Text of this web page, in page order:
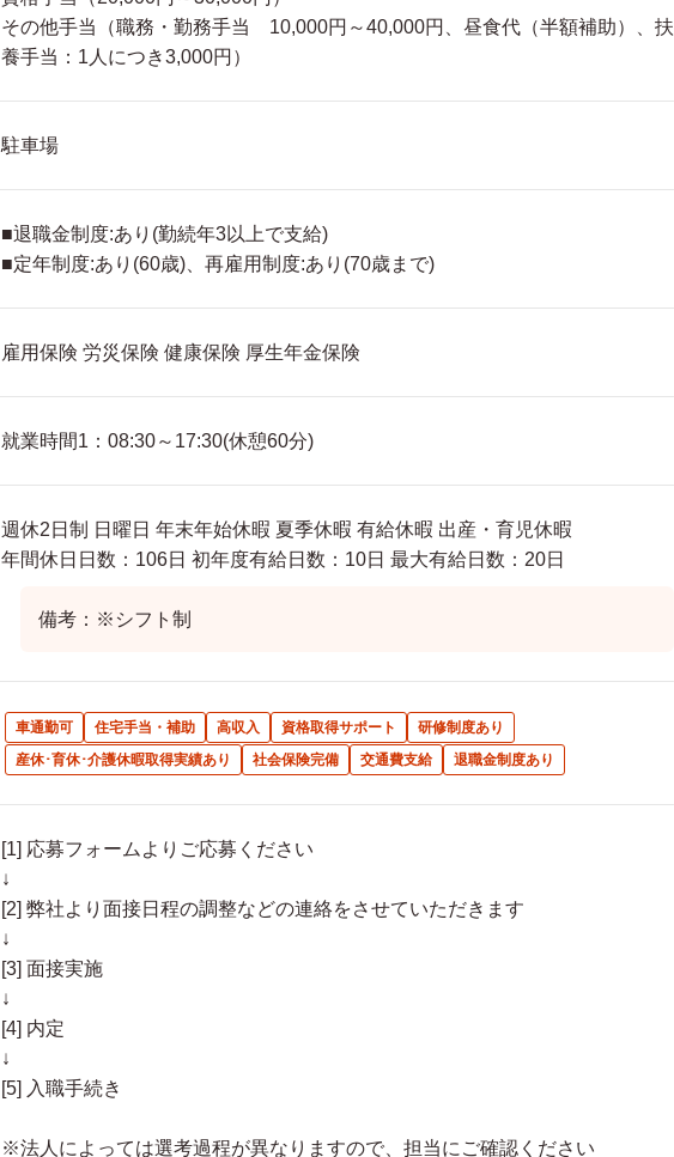
その他手当（職務・勤務手当 10,000円～40,000円、昼食代（半額補助）、扶
養手当：1人につき3,000円）
駐車場
■退職金制度:あり(勤続年3以上で支給)
■定年制度:あり(60歳)、再雇用制度:あり(70歳まで)
雇用保険 労災保険 健康保険 厚生年金保険
就業時間1：08:30～17:30(休憩60分)
週休2日制 日曜日 年末年始休暇 夏季休暇 有給休暇 出産・育児休暇
年間休日日数：106日 初年度有給日数：10日 最大有給日数：20日
備考：※シフト制
車通勤可 住宅手当・補助 高収入 資格取得サポート
研修制度あり
産休･育休･介護休暇取得実績あり
社会保険完備 交通費支給 退職金制度あり
[1] 応募フォームよりご応募ください
↓
[2] 弊社より面接日程の調整などの連絡をさせていただきます
↓
[3] 面接実施
↓
[4] 内定
↓
[5] 入職手続き
※法人によっては選考過程が異なりますので、担当にご確認ください